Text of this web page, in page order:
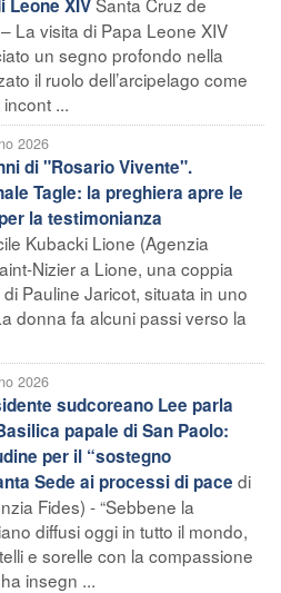
Leone XIV
La visita di Papa Leone XIV
un segno profondo nella
il ruolo dell’arcipelago come
...
2026
di "Rosario Vivente".
Tagle: la preghiera apre le
la testimonianza
Kubacki Lione (Agenzia
Nizier a Lione, una coppia
Pauline Jaricot, situata in uno
donna fa alcuni passi verso la
2026
sudcoreano Lee parla
papale di San Paolo:
per il “sostegno
Sede ai processi di pace di
Fides) - “Sebbene la
diffusi oggi in tutto il mondo,
e sorelle con la compassione
insegn ...